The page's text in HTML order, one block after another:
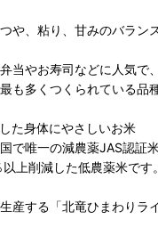
や、粘り、甘みのバラン
当やお寿司などに人気で、
も多くつくられている品種
た身体にやさしいお米
で唯一の減農薬JAS認証米
上削減した低農薬米です。
産する「北竜ひまわりラ